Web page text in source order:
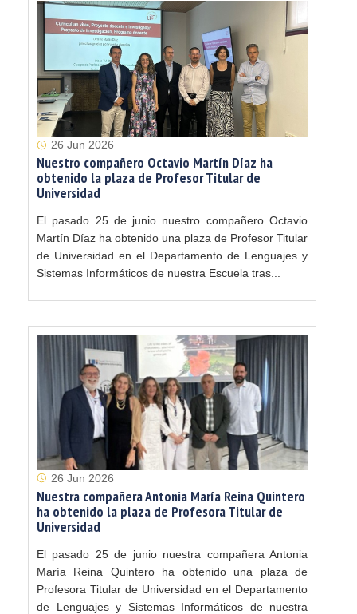
26 Jun 2026
Nuestro compañero Octavio Martín Díaz ha
obtenido la plaza de Profesor Titular de
Universidad
El pasado 25 de junio nuestro compañero Octavio
Martín Díaz ha obtenido una plaza de Profesor Titular
de Universidad en el Departamento de Lenguajes y
Sistemas Informáticos de nuestra Escuela tras...
26 Jun 2026
Nuestra compañera Antonia María Reina Quintero
ha obtenido la plaza de Profesora Titular de
Universidad
El pasado 25 de junio nuestra compañera Antonia
María Reina Quintero ha obtenido una plaza de
Profesora Titular de Universidad en el Departamento
de Lenguajes y Sistemas Informáticos de nuestra